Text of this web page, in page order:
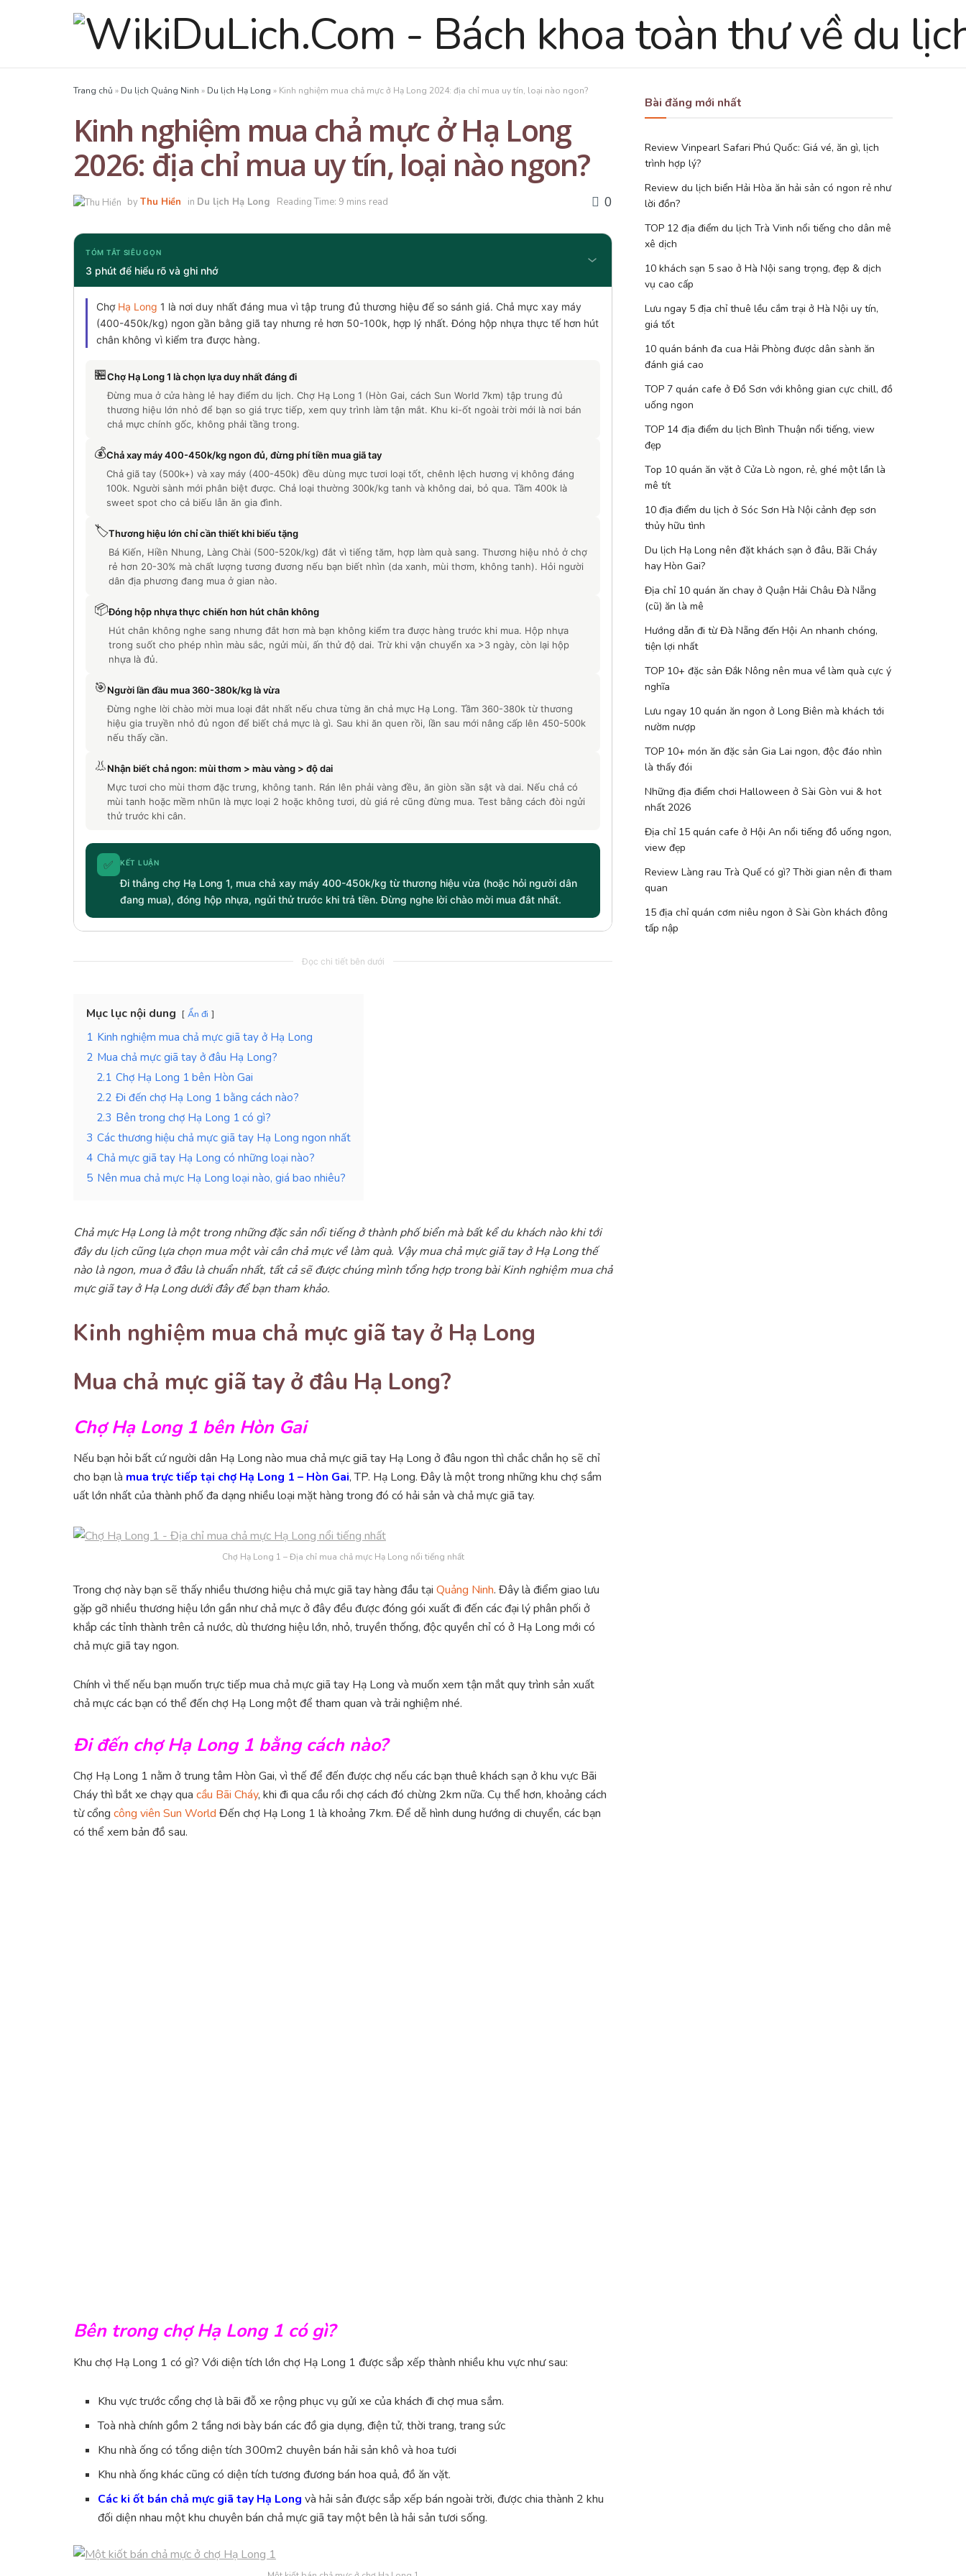
Trang chủ » Du lịch Quảng Ninh » Du lịch Hạ Long » Kinh nghiệm mua chả mực ở Hạ Long 2024: địa chỉ mua uy tín, loại nào ngon?
Kinh nghiệm mua chả mực ở Hạ Long
2026: địa chỉ mua uy tín, loại nào ngon?
byThu Hiền in Du lịch Hạ Long Reading Time: 9 mins read 0
TÓM TẮT SIÊU GỌN
3 phút để hiểu rõ và ghi nhớ
Chợ Hạ Long 1 là nơi duy nhất đáng mua vì tập trung đủ thương hiệu để so sánh giá. Chả mực xay máy
(400-450k/kg) ngon gần bằng giã tay nhưng rẻ hơn 50-100k, hợp lý nhất. Đóng hộp nhựa thực tế hơn hút
chân không vì kiểm tra được hàng.
🏪Chợ Hạ Long 1 là chọn lựa duy nhất đáng đi
Đừng mua ở cửa hàng lẻ hay điểm du lịch. Chợ Hạ Long 1 (Hòn Gai, cách Sun World 7km) tập trung đủ
thương hiệu lớn nhỏ để bạn so giá trực tiếp, xem quy trình làm tận mắt. Khu ki-ốt ngoài trời mới là nơi bán
chả mực chính gốc, không phải tầng trong.
💰Chả xay máy 400-450k/kg ngon đủ, đừng phí tiền mua giã tay
Chả giã tay (500k+) và xay máy (400-450k) đều dùng mực tươi loại tốt, chênh lệch hương vị không đáng
100k. Người sành mới phân biệt được. Chả loại thường 300k/kg tanh và không dai, bỏ qua. Tầm 400k là
sweet spot cho cả biếu lẫn ăn gia đình.
🏷️Thương hiệu lớn chỉ cần thiết khi biếu tặng
Bá Kiến, Hiền Nhung, Làng Chài (500-520k/kg) đắt vì tiếng tăm, hợp làm quà sang. Thương hiệu nhỏ ở chợ
rẻ hơn 20-30% mà chất lượng tương đương nếu bạn biết nhìn (da xanh, mùi thơm, không tanh). Hỏi người
dân địa phương đang mua ở gian nào.
📦Đóng hộp nhựa thực chiến hơn hút chân không
Hút chân không nghe sang nhưng đắt hơn mà bạn không kiểm tra được hàng trước khi mua. Hộp nhựa
trong suốt cho phép nhìn màu sắc, ngửi mùi, ấn thử độ dai. Trừ khi vận chuyển xa >3 ngày, còn lại hộp
nhựa là đủ.
🎯Người lần đầu mua 360-380k/kg là vừa
Đừng nghe lời chào mời mua loại đắt nhất nếu chưa từng ăn chả mực Hạ Long. Tầm 360-380k từ thương
hiệu gia truyền nhỏ đủ ngon để biết chả mực là gì. Sau khi ăn quen rồi, lần sau mới nâng cấp lên 450-500k
nếu thấy cần.
👃Nhận biết chả ngon: mùi thơm > màu vàng > độ dai
Mực tươi cho mùi thơm đặc trưng, không tanh. Rán lên phải vàng đều, ăn giòn sần sật và dai. Nếu chả có
mùi tanh hoặc mềm nhũn là mực loại 2 hoặc không tươi, dù giá rẻ cũng đừng mua. Test bằng cách đòi ngửi
thử trước khi cân.
✅ KẾT LUẬN
Đi thẳng chợ Hạ Long 1, mua chả xay máy 400-450k/kg từ thương hiệu vừa (hoặc hỏi người dân
đang mua), đóng hộp nhựa, ngửi thử trước khi trả tiền. Đừng nghe lời chào mời mua đắt nhất.
Đọc chi tiết bên dưới
Mục lục nội dung Ẩn đi
1 Kinh nghiệm mua chả mực giã tay ở Hạ Long
2 Mua chả mực giã tay ở đâu Hạ Long?
2.1 Chợ Hạ Long 1 bên Hòn Gai
2.2 Đi đến chợ Hạ Long 1 bằng cách nào?
2.3 Bên trong chợ Hạ Long 1 có gì?
3 Các thương hiệu chả mực giã tay Hạ Long ngon nhất
4 Chả mực giã tay Hạ Long có những loại nào?
5 Nên mua chả mực Hạ Long loại nào, giá bao nhiêu?
Chả mực Hạ Long là một trong những đặc sản nổi tiếng ở thành phố biển mà bất kể du khách nào khi tới
đây du lịch cũng lựa chọn mua một vài cân chả mực về làm quà. Vậy mua chả mực giã tay ở Hạ Long thế
nào là ngon, mua ở đâu là chuẩn nhất, tất cả sẽ được chúng mình tổng hợp trong bài Kinh nghiệm mua chả
mực giã tay ở Hạ Long dưới đây để bạn tham khảo.
Kinh nghiệm mua chả mực giã tay ở Hạ Long
Mua chả mực giã tay ở đâu Hạ Long?
Chợ Hạ Long 1 bên Hòn Gai
Nếu bạn hỏi bất cứ người dân Hạ Long nào mua chả mực giã tay Hạ Long ở đâu ngon thì chắc chắn họ sẽ chỉ
cho bạn là mua trực tiếp tại chợ Hạ Long 1 – Hòn Gai, TP. Hạ Long. Đây là một trong những khu chợ sầm
uất lớn nhất của thành phố đa dạng nhiều loại mặt hàng trong đó có hải sản và chả mực giã tay.
Chợ Hạ Long 1 – Địa chỉ mua chả mực Hạ Long nổi tiếng nhất
Trong chợ này bạn sẽ thấy nhiều thương hiệu chả mực giã tay hàng đầu tại Quảng Ninh. Đây là điểm giao lưu
gặp gỡ nhiều thương hiệu lớn gần như chả mực ở đây đều được đóng gói xuất đi đến các đại lý phân phối ở
khắp các tỉnh thành trên cả nước, dù thương hiệu lớn, nhỏ, truyền thống, độc quyền chỉ có ở Hạ Long mới có
chả mực giã tay ngon.
Chính vì thế nếu bạn muốn trực tiếp mua chả mực giã tay Hạ Long và muốn xem tận mắt quy trình sản xuất
chả mực các bạn có thể đến chợ Hạ Long một để tham quan và trải nghiệm nhé.
Đi đến chợ Hạ Long 1 bằng cách nào?
Chợ Hạ Long 1 nằm ở trung tâm Hòn Gai, vì thế để đến được chợ nếu các bạn thuê khách sạn ở khu vực Bãi
Cháy thì bắt xe chạy qua cầu Bãi Cháy, khi đi qua cầu rồi chợ cách đó chừng 2km nữa. Cụ thể hơn, khoảng cách
từ cổng công viên Sun World Đến chợ Hạ Long 1 là khoảng 7km. Để dễ hình dung hướng di chuyển, các bạn
có thể xem bản đồ sau.
Bên trong chợ Hạ Long 1 có gì?
Khu chợ Hạ Long 1 có gì? Với diện tích lớn chợ Hạ Long 1 được sắp xếp thành nhiều khu vực như sau:
Khu vực trước cổng chợ là bãi đỗ xe rộng phục vụ gửi xe của khách đi chợ mua sắm.
Toà nhà chính gồm 2 tầng nơi bày bán các đồ gia dụng, điện tử, thời trang, trang sức
Khu nhà ống có tổng diện tích 300m2 chuyên bán hải sản khô và hoa tươi
Khu nhà ống khác cũng có diện tích tương đương bán hoa quả, đồ ăn vặt.
Các ki ốt bán chả mực giã tay Hạ Long và hải sản được sắp xếp bán ngoài trời, được chia thành 2 khu
đối diện nhau một khu chuyên bán chả mực giã tay một bên là hải sản tươi sống.
Bài đăng mới nhất
Review Vinpearl Safari Phú Quốc: Giá vé, ăn gì, lịch
trình hợp lý?
Review du lịch biển Hải Hòa ăn hải sản có ngon rẻ như
lời đồn?
TOP 12 địa điểm du lịch Trà Vinh nổi tiếng cho dân mê
xê dịch
10 khách sạn 5 sao ở Hà Nội sang trọng, đẹp & dịch
vụ cao cấp
Lưu ngay 5 địa chỉ thuê lều cắm trại ở Hà Nội uy tín,
giá tốt
10 quán bánh đa cua Hải Phòng được dân sành ăn
đánh giá cao
TOP 7 quán cafe ở Đồ Sơn với không gian cực chill, đồ
uống ngon
TOP 14 địa điểm du lịch Bình Thuận nổi tiếng, view
đẹp
Top 10 quán ăn vặt ở Cửa Lò ngon, rẻ, ghé một lần là
mê tít
10 địa điểm du lịch ở Sóc Sơn Hà Nội cảnh đẹp sơn
thủy hữu tình
Du lịch Hạ Long nên đặt khách sạn ở đâu, Bãi Cháy
hay Hòn Gai?
Địa chỉ 10 quán ăn chay ở Quận Hải Châu Đà Nẵng
(cũ) ăn là mê
Hướng dẫn đi từ Đà Nẵng đến Hội An nhanh chóng,
tiện lợi nhất
TOP 10+ đặc sản Đắk Nông nên mua về làm quà cực ý
nghĩa
Lưu ngay 10 quán ăn ngon ở Long Biên mà khách tới
nườm nượp
TOP 10+ món ăn đặc sản Gia Lai ngon, độc đáo nhìn
là thấy đói
Những địa điểm chơi Halloween ở Sài Gòn vui & hot
nhất 2026
Địa chỉ 15 quán cafe ở Hội An nổi tiếng đồ uống ngon,
view đẹp
Review Làng rau Trà Quế có gì? Thời gian nên đi tham
quan
15 địa chỉ quán cơm niêu ngon ở Sài Gòn khách đông
tấp nập